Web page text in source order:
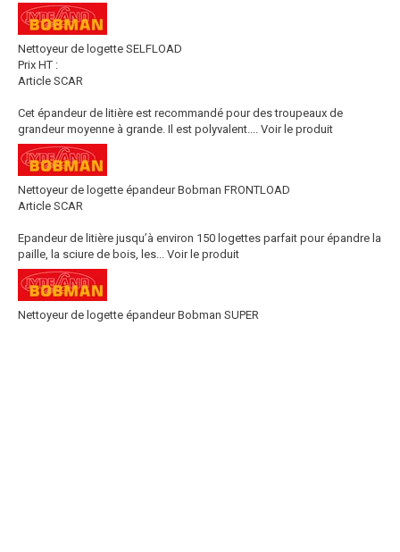
Nettoyeur de logette SELFLOAD
Prix HT :
Article SCAR
Cet épandeur de litière est recommandé pour des troupeaux de
grandeur moyenne à grande. Il est polyvalent....
Voir le produit
Nettoyeur de logette épandeur Bobman FRONTLOAD
Article SCAR
Epandeur de litière jusqu’à environ 150 logettes parfait pour épandre la
paille, la sciure de bois, les...
Voir le produit
Nettoyeur de logette épandeur Bobman SUPER